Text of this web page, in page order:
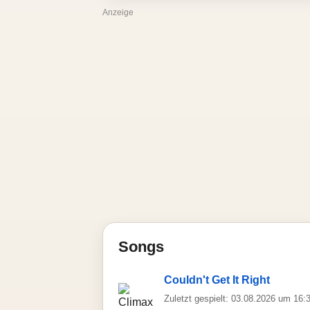
Anzeige
Songs
Couldn't Get It Right
Zuletzt gespielt: 03.08.2026 um